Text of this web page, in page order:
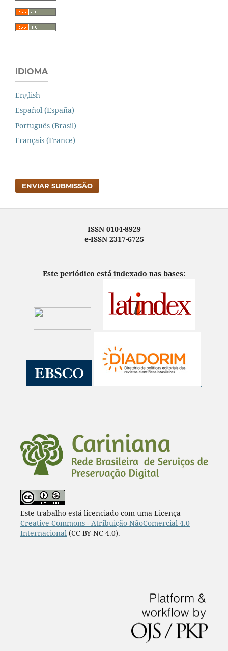
IDIOMA
English
Español (España)
Português (Brasil)
Français (France)
ENVIAR SUBMISSÃO
ISSN 0104-8929
e-ISSN 2317-6725
Este periódico está indexado nas bases:
¨
Este trabalho está licenciado com uma Licença
Creative Commons - Atribuição-NãoComercial 4.0
Internacional (CC BY-NC 4.0).